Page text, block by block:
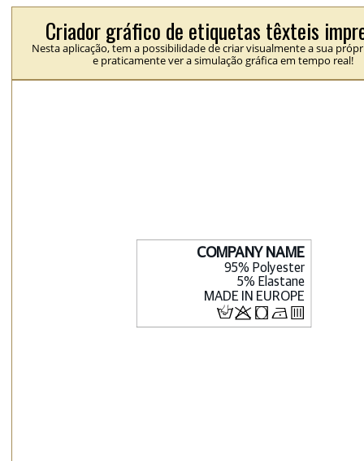
Criador gráfico de etiquetas têxteis
Nesta aplicação, tem a possibilidade de criar visualmente a sua
e praticamente ver a simulação gráfica em tempo real!
Hp jNb